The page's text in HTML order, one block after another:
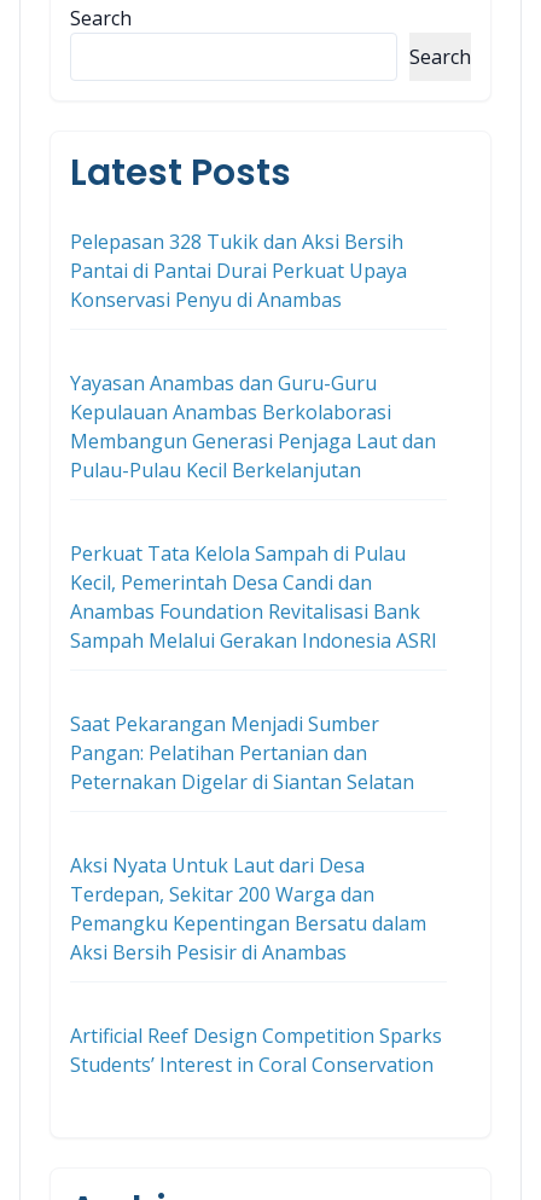
Search
Search
Latest Posts
Pelepasan 328 Tukik dan Aksi Bersih
Pantai di Pantai Durai Perkuat Upaya
Konservasi Penyu di Anambas
Yayasan Anambas dan Guru-Guru
Kepulauan Anambas Berkolaborasi
Membangun Generasi Penjaga Laut dan
Pulau-Pulau Kecil Berkelanjutan
Perkuat Tata Kelola Sampah di Pulau
Kecil, Pemerintah Desa Candi dan
Anambas Foundation Revitalisasi Bank
Sampah Melalui Gerakan Indonesia ASRI
Saat Pekarangan Menjadi Sumber
Pangan: Pelatihan Pertanian dan
Peternakan Digelar di Siantan Selatan
Aksi Nyata Untuk Laut dari Desa
Terdepan, Sekitar 200 Warga dan
Pemangku Kepentingan Bersatu dalam
Aksi Bersih Pesisir di Anambas
Artificial Reef Design Competition Sparks
Students’ Interest in Coral Conservation